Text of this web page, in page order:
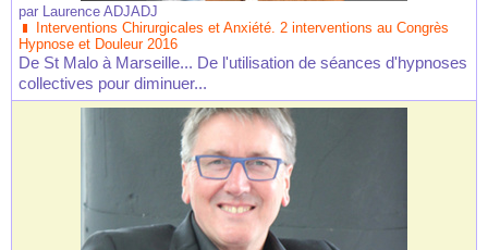
par Laurence ADJADJ
Interventions Chirurgicales et Anxiété. 2 interventions au Congrès
Hypnose et Douleur 2016
De St Malo à Marseille... De l'utilisation de séances d'hypnoses
collectives pour diminuer...